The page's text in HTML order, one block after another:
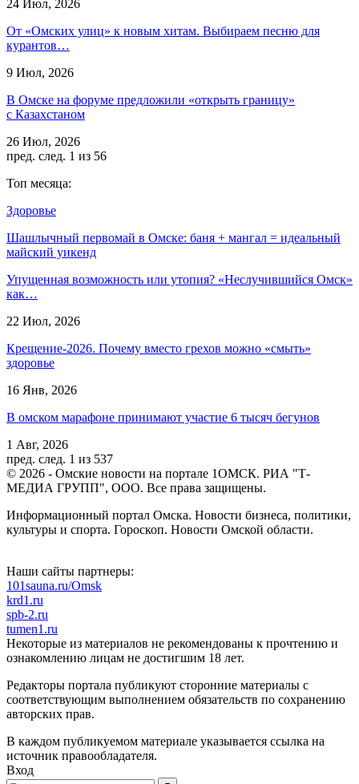
24 Июл, 2026
От «Омских улиц» к новым хитам. Выбираем песню для
курантов…
9 Июл, 2026
В Омске на форуме предложили «открыть границу»
с Казахстаном
26 Июл, 2026
пред. след. 1 из 56
Топ месяца:
Здоровье
Шашлычный первомай в Омске: баня + мангал = идеальный
майский уикенд
Упущенная возможность или утопия? «Неслучившийся Омск»
как…
22 Июл, 2026
Крещение-2026. Почему вместо грехов можно «смыть»
здоровье
16 Янв, 2026
В омском марафоне принимают участие 6 тысяч бегунов
1 Авг, 2026
пред. след. 1 из 537
© 2026 - Омские новости на портале 1ОМСК. РИА "Т-
МЕДИА ГРУПП", ООО. Все права защищены.
Информационный портал Омска. Новости бизнеса, политики,
культуры и спорта. Гороскоп. Новости Омской области.
Наши сайты партнеры:
101sauna.ru/Omsk
krd1.ru
spb-2.ru
tumen1.ru
Некоторые из материалов не рекомендованы к прочтению и
ознакомлению лицам не достигшим 18 лет.
Редакторы портала публикуют сторонние материалы с
соответствующим выполнением обязательств по сохранению
авторских прав.
В каждом публикуемом материале указывается ссылка на
источник правообладателя.
Вход